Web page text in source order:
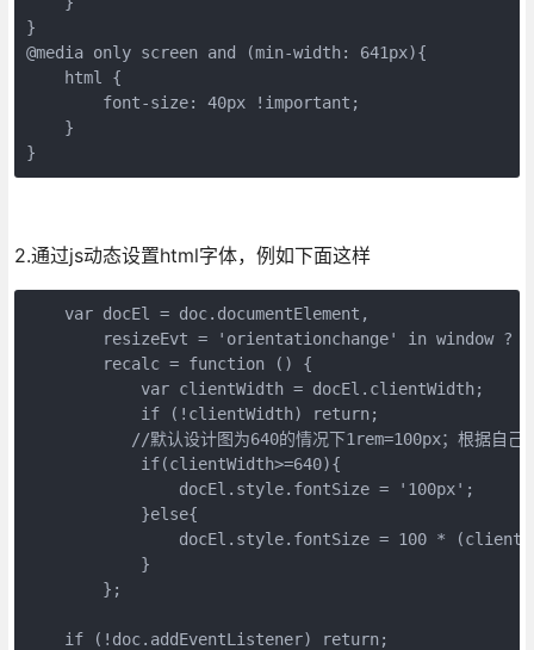
}
@media only screen and (min-width: 641px){
    html {
        font-size: 40px !important;
    }
}
2.通过js动态设置html字体，例如下面这样
    var docEl = doc.documentElement,
resizeEvt = 'orientationchange' in window ?
        recalc = function () {
            var clientWidth = docEl.clientWidth;
            if (!clientWidth) return;
//默认设计图为640的情况下1rem=100px；根据自己
            if(clientWidth>=640){
                docEl.style.fontSize = '100px';
            }else{
docEl.style.fontSize = 100 *
            }
        };
    if (!doc.addEventListener) return;